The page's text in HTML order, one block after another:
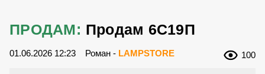
ПРОДАМ: Продам 6С19П
01.06.2026 12:23 Роман - LAMPSTORE 100